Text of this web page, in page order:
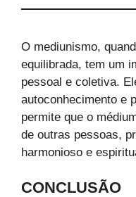
O mediunismo,
equilibrada, tem um
pessoal e coletiva.
autoconhecimento e
permite que o
de outras pessoas,
harmonioso e
CONCLUSÃO